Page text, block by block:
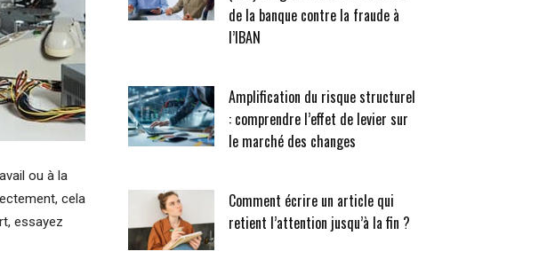
ou à la
cela
essayez
de la banque contre la fraude à
l’IBAN
Amplification du risque structurel
: comprendre l’effet de levier sur
le marché des changes
Comment écrire un article qui
retient l’attention jusqu’à la fin ?